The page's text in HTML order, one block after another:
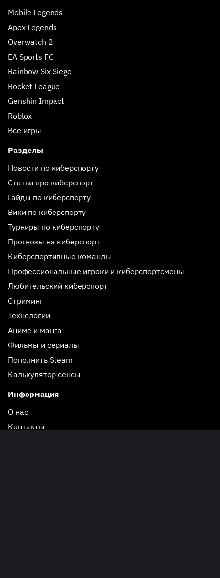
Реклама 18+
Mobile Legends
Apex Legends
Overwatch 2
EA Sports FC
Rainbow Six Siege
Rocket League
Genshin Impact
Roblox
Все игры
Разделы
Новости по киберспорту
Статьи про киберспорт
Гайды по киберспорту
Вики по киберспорту
Турниры по киберспорту
Прогнозы на киберспорт
Киберспортивные команды
Профессиональные игроки и киберспортсмены
Любительский киберспорт
Стриминг
Технологии
Аниме и манга
Фильмы и сериалы
Пополнить Steam
Калькулятор сенсы
Информация
О нас
Контакты